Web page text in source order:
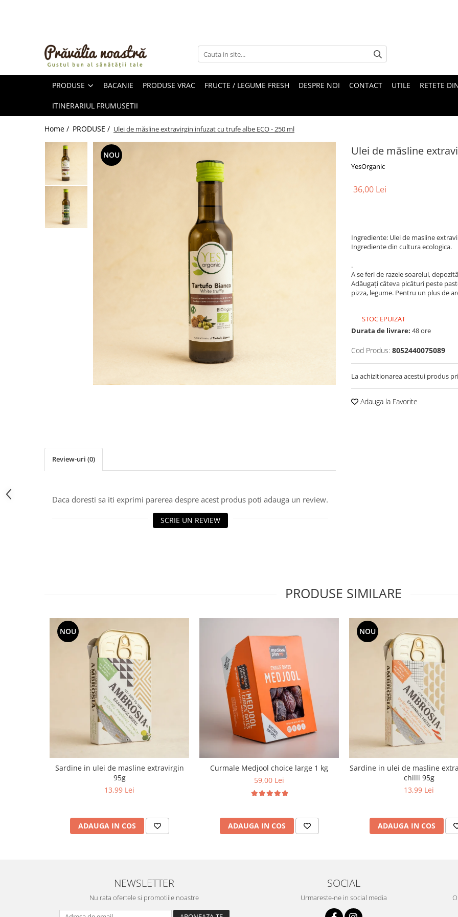
ULEIURI ȘI UNTURI
FRUCTE DESHIDRATATE
ÎNDULCITORI NATURALI / MIERE
FRUCTE LA CONSERVĂ
OȚETURI ȘI SOSURI
FĂINĂ FĂRĂ GLUTEN
BĂUTURI / LAPTE VEGETAL
OREZ ȘI CEREALE
PRODUSE BACANIE PRODUSE VRAC FRUCTE / LEGUME FRESH DESPRE NOI CONTACT UTILE RETETE
ITINERARIUL FRUMUSETII
Home / PRODUSE / Ulei de măsline extravirgin infuzat cu trufe albe ECO - 250 ml
Ulei de măsline
YesOrganic
NOU
36,00 Lei
Ingrediente: Ulei de masline
Ingrediente din cultura ecologica.
.
A se feri de razele soarelui,
Adăugați câteva picături peste
pizza, legume. Pentru un plus de
STOC EPUIZAT
Durata de livrare: 48 ore
Cod Produs: 8052440075089
La achizitionarea acestui produs
Adauga la Favorite
Review-uri (0)
Daca doresti sa iti exprimi parerea despre acest produs poti adauga un review.
SCRIE UN REVIEW
PRODUSE SIMILARE
NOU
Sardine in ulei de masline extravirgin
95g
13,99 Lei
ADAUGA IN COS
Curmale Medjool choice large 1 kg
59,00 Lei
ADAUGA IN COS
NOU
Sardine in ulei de masline
chilli 95g
13,99 Lei
ADAUGA IN COS
NEWSLETTER
Nu rata ofertele si promotiile noastre
SOCIAL
Urmareste-ne in social media